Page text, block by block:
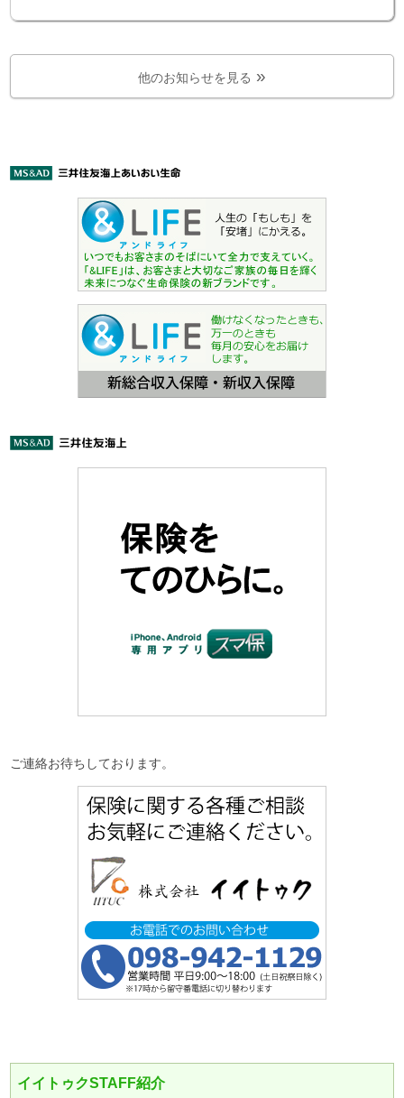
他のお知らせを見る
ご連絡お待ちしております。
イイトゥクSTAFF紹介